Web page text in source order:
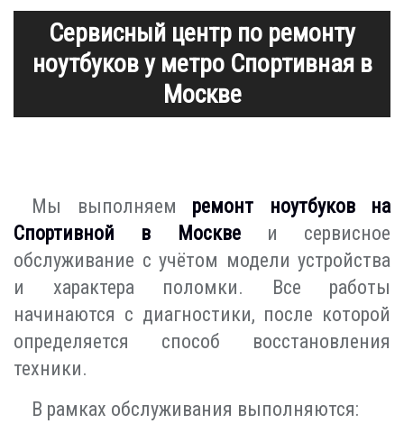
Сервисный центр по ремонту
ноутбуков у метро Спортивная в
Москве
Мы выполняем ремонт ноутбуков на
Спортивной в Москвеи сервисное
обслуживание с учётом модели устройства
и характера поломки. Все работы
начинаются с диагностики, после которой
определяется способ восстановления
техники.
В рамках обслуживания выполняются: